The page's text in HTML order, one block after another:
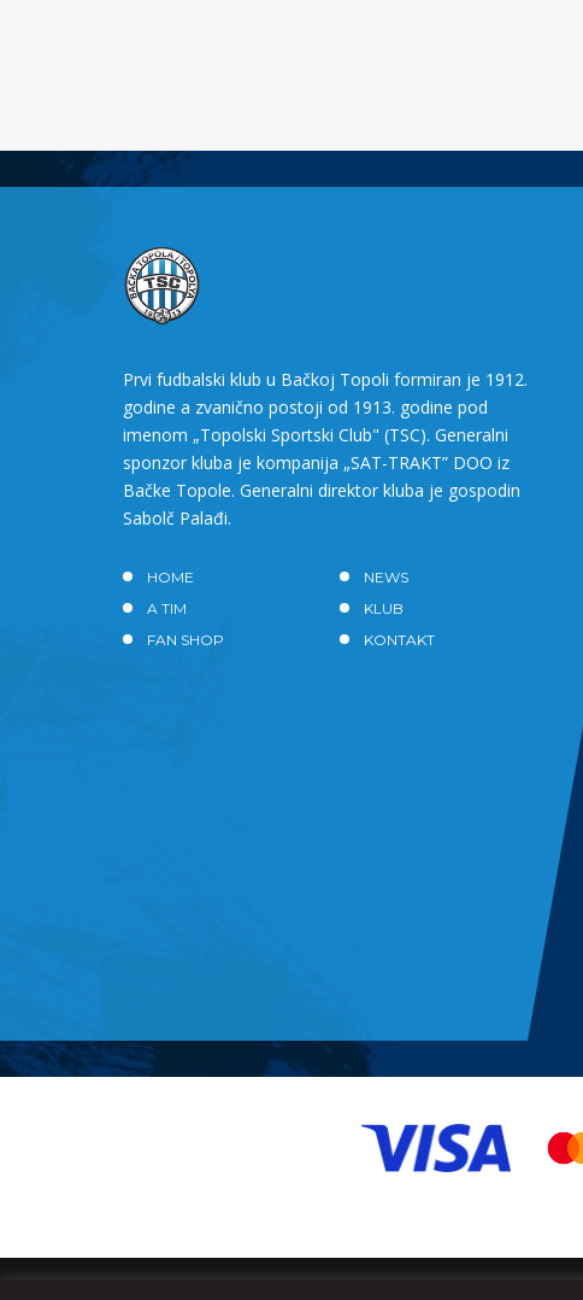
Prvi fudbalski klub u Bačkoj Topoli formiran je 1912.
godine a zvanično postoji od 1913. godine pod
imenom „Topolski Sportski Club" (TSC). Generalni
sponzor kluba je kompanija „SAT-TRAKT” DOO iz
Bačke Topole. Generalni direktor kluba je gospodin
Sabolč Palađi.
HOME
NEWS
A TIM
KLUB
FAN SHOP
KONTAKT